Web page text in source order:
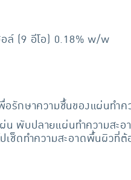
ล์ (9 อีโอ) 0.18% w/w
รักษาความชื้นของแผ่นทำค
พับปลายแผ่นทำความสะ
ดทำความสะอาดพื้นผิวที่